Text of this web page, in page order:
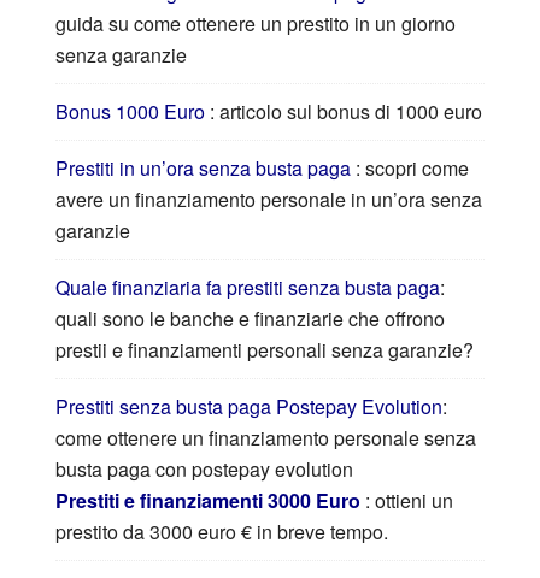
guida su come ottenere un prestito in un giorno
senza garanzie
Bonus 1000 Euro: articolo sul bonus di 1000 euro
Prestiti in un’ora senza busta paga: scopri come
avere un finanziamento personale in un’ora senza
garanzie
Quale finanziaria fa prestiti senza busta paga:
quali sono le banche e finanziarie che offrono
prestii e finanziamenti personali senza garanzie?
Prestiti senza busta paga Postepay Evolution:
come ottenere un finanziamento personale senza
busta paga con postepay evolution
Prestiti e finanziamenti 3000 Euro : ottieni un
prestito da 3000 euro € in breve tempo.